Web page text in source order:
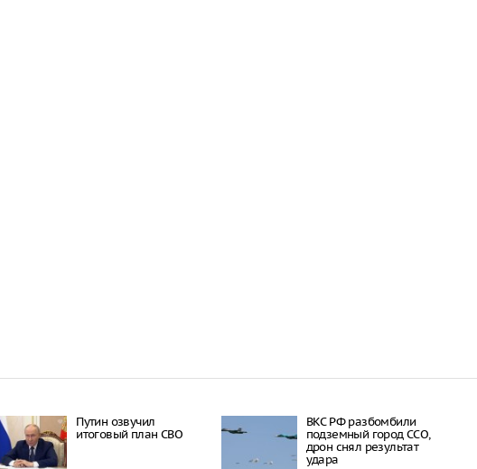
Путин озвучил
итоговый план СВО
ВКС РФ разбомбили
подземный город ССО,
дрон снял результат
удара